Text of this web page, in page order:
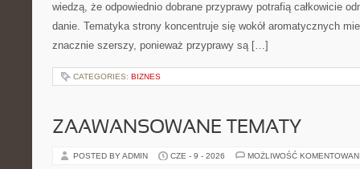
wiedzą, że odpowiednio dobrane przyprawy potrafią całkowicie
danie. Tematyka strony koncentruje się wokół aromatycznych
znacznie szerszy, ponieważ przyprawy są […]
CATEGORIES: BIZNES
ZAAWANSOWANE TEMATY
POSTED BY ADMIN CZE - 9 - 2026 MOŻLIWOŚĆ